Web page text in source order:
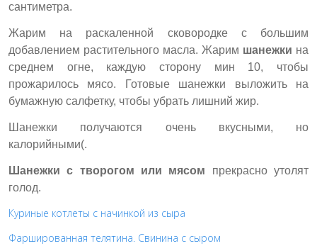
сантиметра.
Жарим на раскаленной сковородке с большим
добавлением растительного масла. Жарим шанежки на
среднем огне, каждую сторону мин 10, чтобы
прожарилось мясо.
Готовые шанежки выложить на
бумажную салфетку, чтобы убрать лишний жир.
Шанежки получаются очень вкусными, но
калорийными(.
Шанежки с творогом или мясом прекрасно утолят
голод.
Куриные котлеты с начинкой из сыра
Фаршированная телятина. Свинина с сыром